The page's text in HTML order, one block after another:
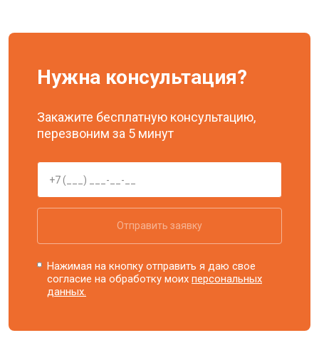
Нужна консультация?
Закажите бесплатную консультацию,
перезвоним за 5 минут
Отправить заявку
Нажимая на кнопку отправить я даю свое
согласие на обработку моихперсональных
данных.